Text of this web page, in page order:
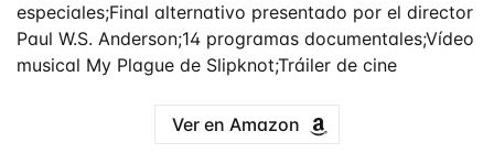
especiales;Final alternativo presentado por el director
Paul W.S. Anderson;14 programas documentales;Vídeo
musical My Plague de Slipknot;Tráiler de cine
Ver en Amazon